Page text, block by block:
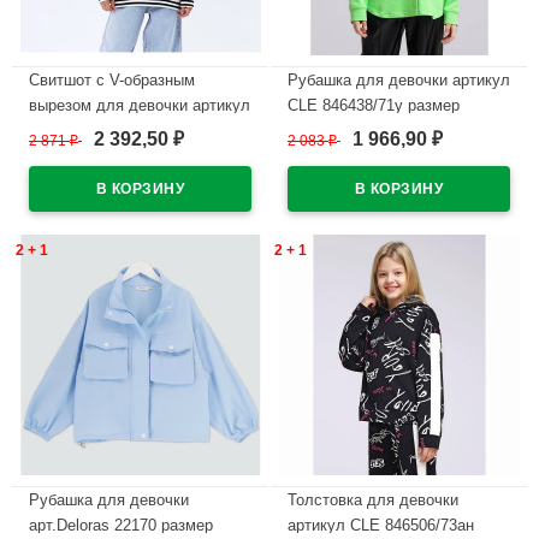
Свитшот с V-образным
вырезом для девочки артикул
Teto 78113 размер 34/134-
2 871₽ 2 392,50 ₽
Рубашка для девочки артикул
CLE 846438/71у размер
34/134-42/158 цвет
2 083₽ 1 966,90 ₽
2 + 1
Рубашка для девочки
арт.Deloras 22170 размер
2 + 1
Толстовка для девочки
артикул CLE 846506/73ан